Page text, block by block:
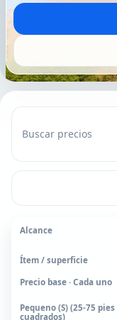
Buscar precios
Alcance
Ítem / superficie
25-75 pies cuadrados
Precio base · Cada uno